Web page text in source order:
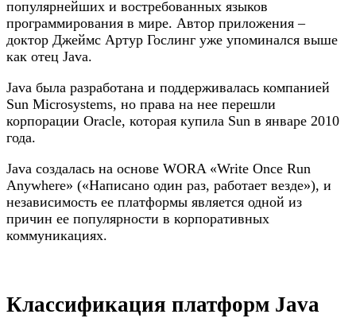
популярнейших и востребованных языков
программирования в мире. Автор приложения –
доктор Джеймс Артур Гослинг уже упоминался выше
как отец Java.
Java была разработана и поддерживалась компанией
Sun Microsystems, но права на нее перешли
корпорации Oracle, которая купила Sun в январе 2010
года.
Java создалась на основе WORA «Write Once Run
Anywhere» («Написано один раз, работает везде»), и
независимость ее платформы является одной из
причин ее популярности в корпоративных
коммуникациях.
Классификация платформ Java